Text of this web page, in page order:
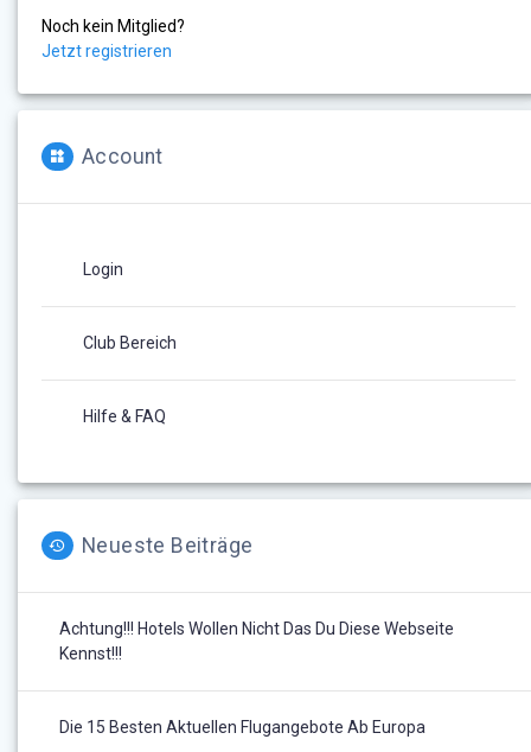
Noch kein Mitglied?
Jetzt registrieren
Account
Login
Club Bereich
Hilfe & FAQ
Neueste Beiträge
Achtung!!! Hotels Wollen Nicht Das Du Diese Webseite
Kennst!!!
Die 15 Besten Aktuellen Flugangebote Ab Europa